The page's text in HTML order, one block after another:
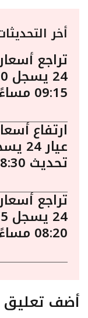
أخر
تراجع
09:15 مساءًا
ارتفاع
تحديث 08:30 مساءًا
تراجع
08:20 مساءًا
أضف تعليق